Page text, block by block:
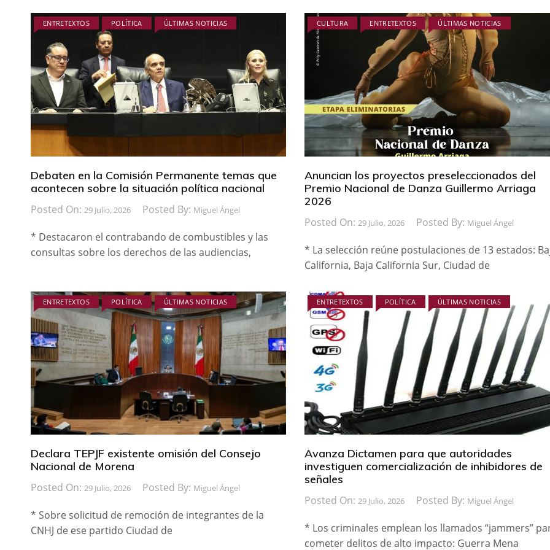
ENTRETEXTOS POLÍTICA ÚLTIMAS NOTICIAS
Debaten en la Comisión Permanente temas que
acontecen sobre la situación política nacional
Posted On: 29 Julio, 2026 Posted By: Miguel Ángel
* Destacaron el contrabando de combustibles y las
consultas sobre los derechos de las audiencias,
CULTURA ENTRETEXTOS ÚLTIMAS NOTICIAS
Anuncian los proyectos preseleccionados del
Premio Nacional de Danza Guillermo Arriaga
2026
Posted On: 29 Julio, 2026 Posted By: Miguel Ángel
* La selección reúne postulaciones de 13 estados:
California, Baja California Sur, Ciudad de
ENTRETEXTOS POLÍTICA ÚLTIMAS NOTICIAS
Declara TEPJF existente omisión del Consejo
Nacional de Morena
Posted On: 29 Julio, 2026 Posted By: Miguel Ángel
* Sobre solicitud de remoción de integrantes de la
CNHJ de ese partido Ciudad de
ENTRETEXTOS POLÍTICA ÚLTIMAS NOTICIAS
Avanza Dictamen para que autoridades
investiguen comercialización de inhibidores de
señales
Posted On: 29 Julio, 2026 Posted By: Miguel Ángel
* Los criminales emplean los llamados “jammers”
cometer delitos de alto impacto: Guerra Mena